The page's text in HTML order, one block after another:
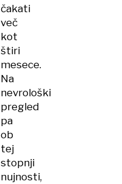
čakati
več
kot
štiri
mesece.
Na
nevrološki
pregled
pa
ob
tej
stopnji
nujnosti,